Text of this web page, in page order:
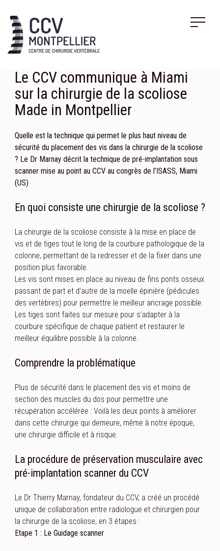
Le CCV communique à Miami
sur la chirurgie de la scoliose
Made in Montpellier
Quelle est la technique qui permet le plus haut niveau de
sécurité du placement des vis dans la chirurgie de la scoliose
? Le Dr Marnay décrit la technique de pré-implantation sous
scanner mise au point au CCV au congrès de l’ISASS, Miami
(US)
En quoi consiste une chirurgie de la scoliose ?
La chirurgie de la scoliose consiste à la mise en place de
vis et de tiges tout le long de la courbure pathologique de la
colonne, permettant de la redresser et de la fixer dans une
position plus favorable.
Les vis sont mises en place au niveau de fins ponts osseux
passant de part et d’autre de la moelle épinière (pédicules
des vertèbres) pour permettre le meilleur ancrage possible.
Les tiges sont faites sur mesure pour s’adapter à la
courbure spécifique de chaque patient et restaurer le
meilleur équilibre possible à la colonne.
Comprendre la problématique
Plus de sécurité dans le placement des vis et moins de
section des muscles du dos pour permettre une
récupération accélérée : Voilà les deux points à améliorer
dans cette chirurgie qui demeure, même à notre époque,
une chirurgie difficile et à risque.
La procédure de préservation musculaire avec
pré-implantation scanner du CCV
Le Dr Thierry Marnay, fondateur du CCV, a créé un procédé
unique de collaboration entre radiologue et chirurgien pour
la chirurgie de la scoliose, en 3 étapes :
Etape 1 : Le Guidage scanner